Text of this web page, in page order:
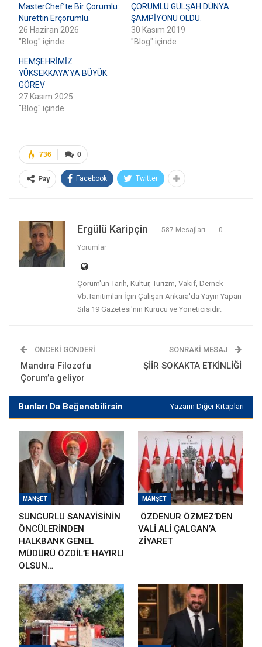
MasterChef’te Bir Çorumlu:
Nurettin Erçorumlu.
26 Haziran 2026
"Blog" içinde
ÇORUMLU GÜLŞAH DÜNYA
ŞAMPİYONU OLDU.
30 Kasım 2019
"Blog" içinde
HEMŞEHRİMİZ
YÜKSEKKAYA’YA BÜYÜK
GÖREV
27 Kasım 2025
"Blog" içinde
0
736
Pay Facebook Twitter
Ergülü Karipçin 587 Mesajları 0
Yorumlar
Çorum'un Tarih, Kültür, Turizm, Vakıf, Dernek
Vb.Tanıtımları İçin Çalışan Ankara'da Yayın Yapan
Sıla 19 Gazetesi'nin Kurucu ve Yöneticisidir.
ÖNCEKI GÖNDERI
Mandıra Filozofu
Çorum’a geliyor
SONRAKI MESAJ
ŞİİR SOKAKTA ETKİNLİĞİ
Bunları Da Beğenebilirsin Yazarın Diğer Kitapları
MANŞET
SUNGURLU SANAYİSİNİN
ÖNCÜLERİNDEN
HALKBANK GENEL
MÜDÜRÜ ÖZDİL’E HAYIRLI
OLSUN…
MANŞET
ÖZDENUR ÖZMEZ’DEN
VALİ ALİ ÇALGAN’A
ZİYARET